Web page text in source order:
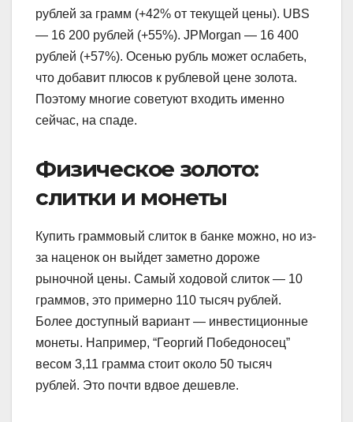
рублей за грамм (+42% от текущей цены). UBS
— 16 200 рублей (+55%). JPMorgan — 16 400
рублей (+57%). Осенью рубль может ослабеть,
что добавит плюсов к рублевой цене золота.
Поэтому многие советуют входить именно
сейчас, на спаде.
Физическое золото:
слитки и монеты
Купить граммовый слиток в банке можно, но из-
за наценок он выйдет заметно дороже
рыночной цены. Самый ходовой слиток — 10
граммов, это примерно 110 тысяч рублей.
Более доступный вариант — инвестиционные
монеты. Например, “Георгий Победоносец”
весом 3,11 грамма стоит около 50 тысяч
рублей. Это почти вдвое дешевле.